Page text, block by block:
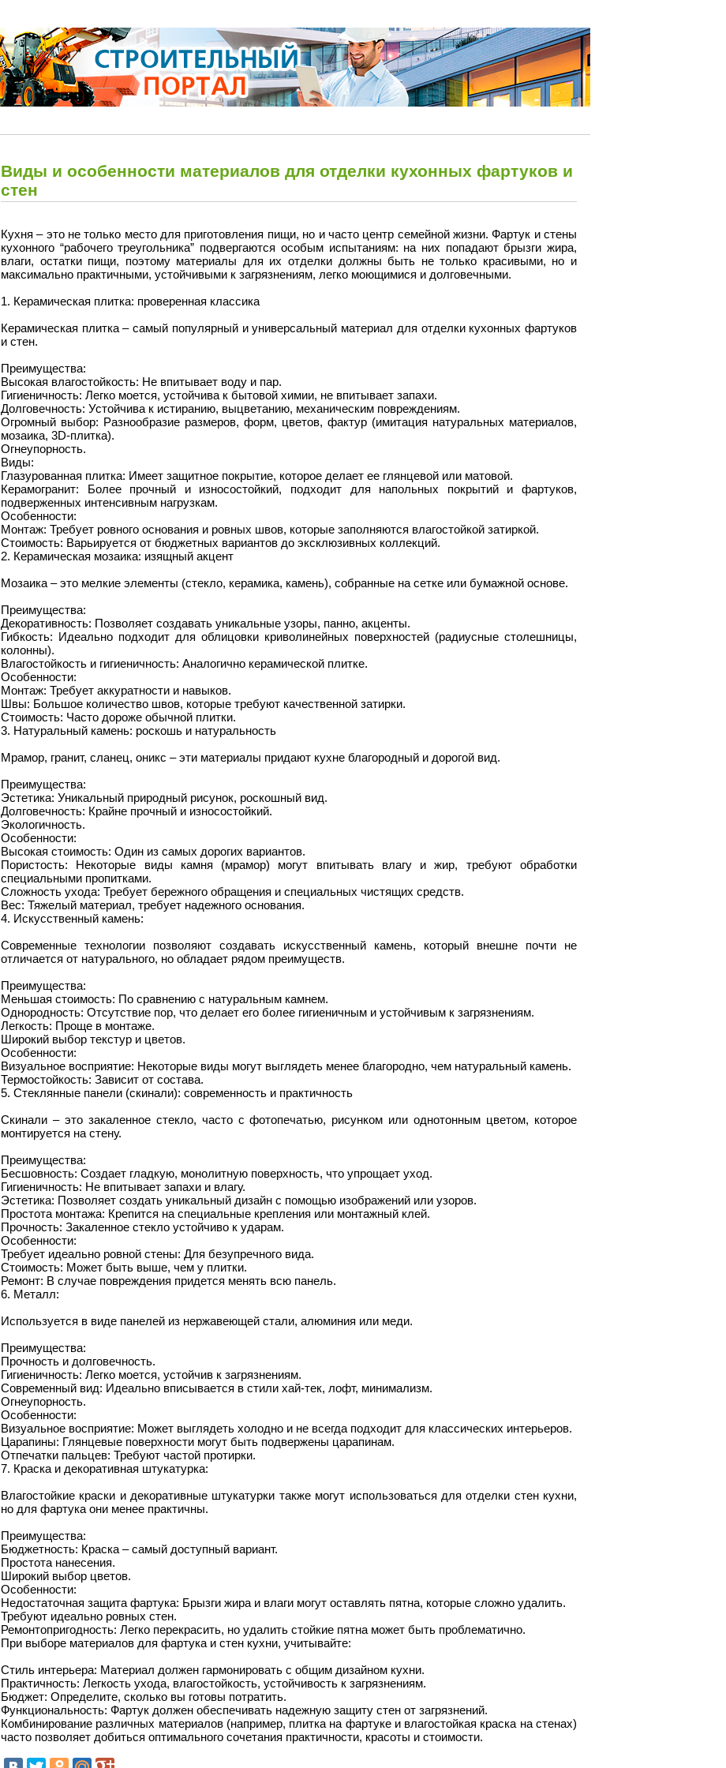
Виды и особенности материалов для отделки кухонных фартуков и
стен
Кухня – это не только место для приготовления пищи, но и часто центр семейной жизни. Фартук и стены
кухонного “рабочего треугольника” подвергаются особым испытаниям: на них попадают брызги жира,
влаги, остатки пищи, поэтому материалы для их отделки должны быть не только красивыми, но и
максимально практичными, устойчивыми к загрязнениям, легко моющимися и долговечными.
1. Керамическая плитка: проверенная классика
Керамическая плитка – самый популярный и универсальный материал для отделки кухонных фартуков
и стен.
Преимущества:
Высокая влагостойкость: Не впитывает воду и пар.
Гигиеничность: Легко моется, устойчива к бытовой химии, не впитывает запахи.
Долговечность: Устойчива к истиранию, выцветанию, механическим повреждениям.
Огромный выбор: Разнообразие размеров, форм, цветов, фактур (имитация натуральных материалов,
мозаика, 3D-плитка).
Огнеупорность.
Виды:
Глазурованная плитка: Имеет защитное покрытие, которое делает ее глянцевой или матовой.
Керамогранит: Более прочный и износостойкий, подходит для напольных покрытий и фартуков,
подверженных интенсивным нагрузкам.
Особенности:
Монтаж: Требует ровного основания и ровных швов, которые заполняются влагостойкой затиркой.
Стоимость: Варьируется от бюджетных вариантов до эксклюзивных коллекций.
2. Керамическая мозаика: изящный акцент
Мозаика – это мелкие элементы (стекло, керамика, камень), собранные на сетке или бумажной основе.
Преимущества:
Декоративность: Позволяет создавать уникальные узоры, панно, акценты.
Гибкость: Идеально подходит для облицовки криволинейных поверхностей (радиусные столешницы,
колонны).
Влагостойкость и гигиеничность: Аналогично керамической плитке.
Особенности:
Монтаж: Требует аккуратности и навыков.
Швы: Большое количество швов, которые требуют качественной затирки.
Стоимость: Часто дороже обычной плитки.
3. Натуральный камень: роскошь и натуральность
Мрамор, гранит, сланец, оникс – эти материалы придают кухне благородный и дорогой вид.
Преимущества:
Эстетика: Уникальный природный рисунок, роскошный вид.
Долговечность: Крайне прочный и износостойкий.
Экологичность.
Особенности:
Высокая стоимость: Один из самых дорогих вариантов.
Пористость: Некоторые виды камня (мрамор) могут впитывать влагу и жир, требуют обработки
специальными пропитками.
Сложность ухода: Требует бережного обращения и специальных чистящих средств.
Вес: Тяжелый материал, требует надежного основания.
4. Искусственный камень:
Современные технологии позволяют создавать искусственный камень, который внешне почти не
отличается от натурального, но обладает рядом преимуществ.
Преимущества:
Меньшая стоимость: По сравнению с натуральным камнем.
Однородность: Отсутствие пор, что делает его более гигиеничным и устойчивым к загрязнениям.
Легкость: Проще в монтаже.
Широкий выбор текстур и цветов.
Особенности:
Визуальное восприятие: Некоторые виды могут выглядеть менее благородно, чем натуральный камень.
Термостойкость: Зависит от состава.
5. Стеклянные панели (скинали): современность и практичность
Скинали – это закаленное стекло, часто с фотопечатью, рисунком или однотонным цветом, которое
монтируется на стену.
Преимущества:
Бесшовность: Создает гладкую, монолитную поверхность, что упрощает уход.
Гигиеничность: Не впитывает запахи и влагу.
Эстетика: Позволяет создать уникальный дизайн с помощью изображений или узоров.
Простота монтажа: Крепится на специальные крепления или монтажный клей.
Прочность: Закаленное стекло устойчиво к ударам.
Особенности:
Требует идеально ровной стены: Для безупречного вида.
Стоимость: Может быть выше, чем у плитки.
Ремонт: В случае повреждения придется менять всю панель.
6. Металл:
Используется в виде панелей из нержавеющей стали, алюминия или меди.
Преимущества:
Прочность и долговечность.
Гигиеничность: Легко моется, устойчив к загрязнениям.
Современный вид: Идеально вписывается в стили хай-тек, лофт, минимализм.
Огнеупорность.
Особенности:
Визуальное восприятие: Может выглядеть холодно и не всегда подходит для классических интерьеров.
Царапины: Глянцевые поверхности могут быть подвержены царапинам.
Отпечатки пальцев: Требуют частой протирки.
7. Краска и декоративная штукатурка:
Влагостойкие краски и декоративные штукатурки также могут использоваться для отделки стен кухни,
но для фартука они менее практичны.
Преимущества:
Бюджетность: Краска – самый доступный вариант.
Простота нанесения.
Широкий выбор цветов.
Особенности:
Недостаточная защита фартука: Брызги жира и влаги могут оставлять пятна, которые сложно удалить.
Требуют идеально ровных стен.
Ремонтопригодность: Легко перекрасить, но удалить стойкие пятна может быть проблематично.
При выборе материалов для фартука и стен кухни, учитывайте:
Стиль интерьера: Материал должен гармонировать с общим дизайном кухни.
Практичность: Легкость ухода, влагостойкость, устойчивость к загрязнениям.
Бюджет: Определите, сколько вы готовы потратить.
Функциональность: Фартук должен обеспечивать надежную защиту стен от загрязнений.
Комбинирование различных материалов (например, плитка на фартуке и влагостойкая краска на стенах)
часто позволяет добиться оптимального сочетания практичности, красоты и стоимости.